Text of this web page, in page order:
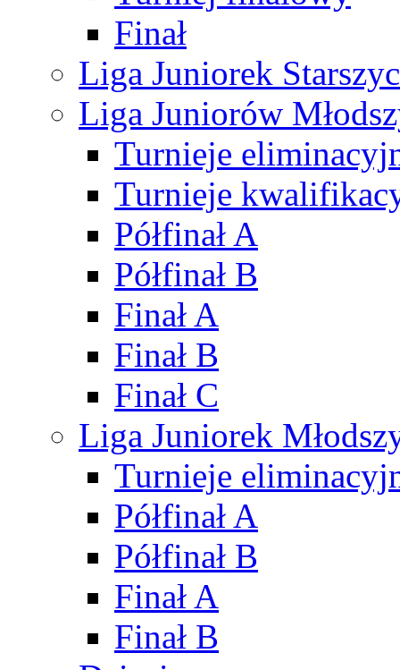
Finał
Liga Juniorek
Liga Juniorów
Turnieje
Turnieje
Półfinał A
Półfinał B
Finał A
Finał B
Finał C
Liga Juniorek
Turnieje
Półfinał A
Półfinał B
Finał A
Finał B